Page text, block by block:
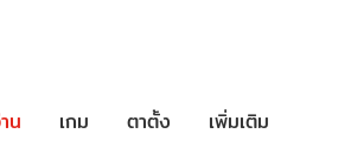
น เกม ตาตั้ง เพิ่มเติม